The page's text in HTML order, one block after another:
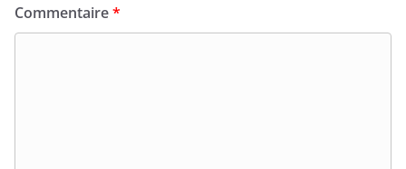
Commentaire*